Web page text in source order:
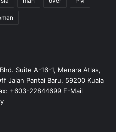
Suite A-16-1, Menara Atlas,
Jalan Pantai Baru, 59200 Kuala
+603-22844699 E-Mail